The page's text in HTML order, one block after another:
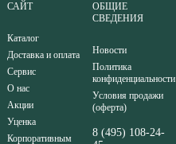
САЙТ
Каталог
Доставка и оплата
Сервис
О нас
Акции
Уценка
Корпоративным
ОБЩИЕ
СВЕДЕНИЯ
Новости
Политика
конфиденциальности
Условия продажи
(оферта)
8 (495) 108-24-